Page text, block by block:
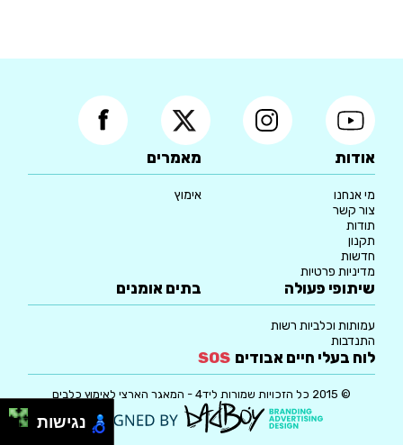
אודות
מי אנחנו
צור קשר
תודות
תקנון
חדשות
מדיניות פרטיות
מאמרים
אימוץ
שיתופי פעולה
עמותות וכלביות רשות
התנדבות
בתים אומנים
לוח בעלי חיים אבודים SOS
© 2015 כל הזכויות שמורות ליד4 - המאגר הארצי לאימוץ כלבים
נגישות